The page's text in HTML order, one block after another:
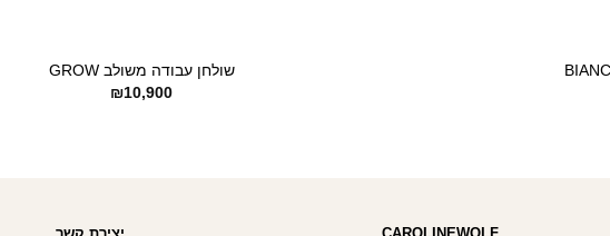
שולחן עבודה משולב GROW
₪10,900